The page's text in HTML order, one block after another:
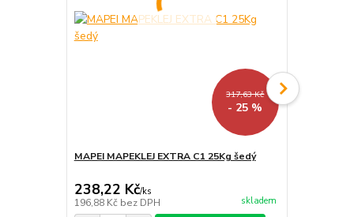
317,63 Kč
- 25 %
MAPEI MAPEKLEJ EXTRA C1 25Kg šedý
238,22 Kč/ks
196,88 Kč bez DPH skladem